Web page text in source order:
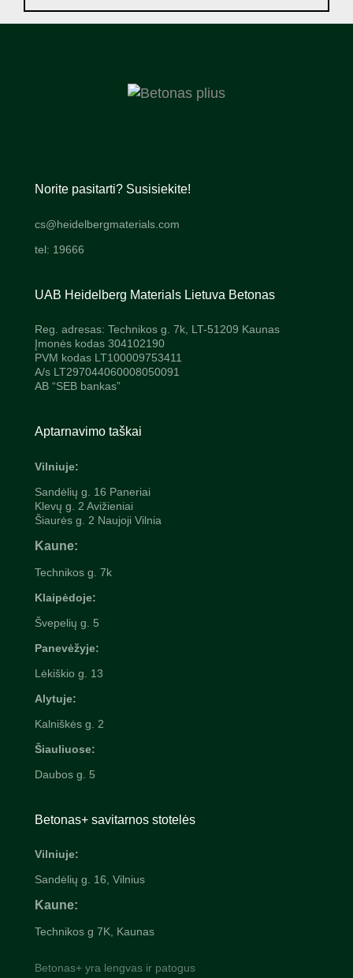
Betonas+ yra lengvas ir patogus
Norite pasitarti? Susisiekite!
cs@heidelbergmaterials.com
tel: 19666
UAB Heidelberg Materials Lietuva Betonas
Reg. adresas: Technikos g. 7k, LT-51209 Kaunas
Įmonės kodas 304102190
PVM kodas LT100009753411
A/s LT297044060008050091
AB “SEB bankas”
Aptarnavimo taškai
Vilniuje:
Sandėlių g. 16 Paneriai
Klevų g. 2 Avižieniai
Šiaurės g. 2 Naujoji Vilnia
Kaune:
Technikos g. 7k
Klaipėdoje:
Švepelių g. 5
Panevėžyje:
Lėkiškio g. 13
Alytuje:
Kalniškės g. 2
Šiauliuose:
Daubos g. 5
Betonas+ savitarnos stotelės
Vilniuje:
Sandėlių g. 16, Vilnius
Kaune:
Technikos g 7K, Kaunas